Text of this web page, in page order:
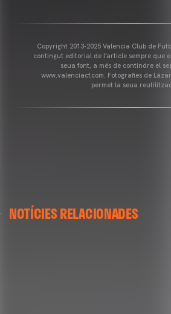
Copyright 2013-2025 Valencia Club de
contingut editorial de l'article sempre que
seua font, a més de contindre el
www.valenciacf.com. Fotografies de
permet la seua
NOTÍCIES RELACIONADES
ARRIBADA A GRAN CANÀRIA
IMATGES DE L'ENTRENAMENT
1/05/2025